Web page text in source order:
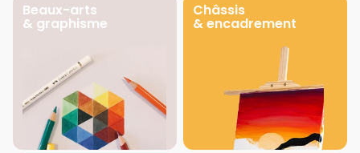
Beaux-arts
& graphisme
Châssis
& encadrement